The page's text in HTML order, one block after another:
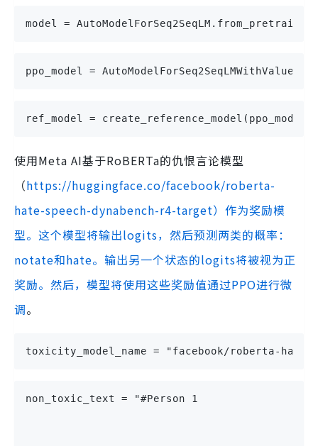
model =
ppo_model =
ref_model =
使用Meta AI基于RoBERTa的仇恨言论模型
（https://huggingface.co/facebook/roberta-
hate-speech-dynabench-r4-target）作为奖励模
型。这个模型将输出logits，然后预测两类的概率：
notate和hate。输出另一个状态的logits将被视为正
奖励。然后，模型将使用这些奖励值通过PPO进行微
调。
toxicity_model_name = "facebook/roberta-
non_toxic_text = "#Person 1